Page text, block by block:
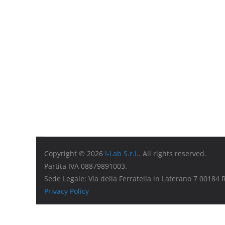
Copyright © 2026 I-Lab S.r.l.. All rights reserved.
Partita IVA 08879891003.
Sede Legale: Via della Ferratella in Laterano 7 00184
Privacy Policy